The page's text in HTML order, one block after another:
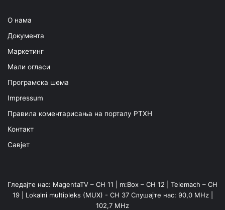
О нама
Документа
Маркетинг
Мали огласи
Програмска шема
Impressum
Правила коментарисања на порталу РТХН
Контакт
Савјет
Гледајте нас: MagentaTV – CH 11 | m:Box – CH 12 | Telemach – CH
19 | Lokalni multipleks (MUX) - CH 37 Слушајте нас: 90,0 MHz |
102,7 MHz